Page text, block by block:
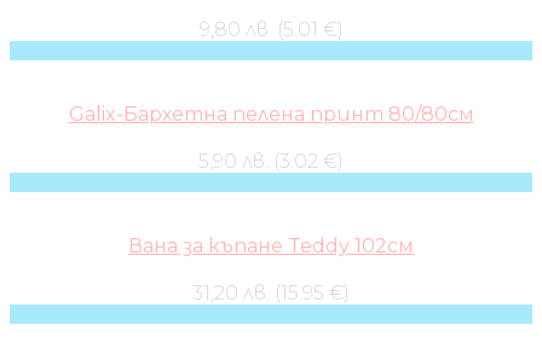
9,80 лв. (5.01 €)
Galix-Бархетна пелена принт 80/80см
5,90 лв. (3.02 €)
Вана за къпане Teddy 102см
31,20 лв. (15.95 €)